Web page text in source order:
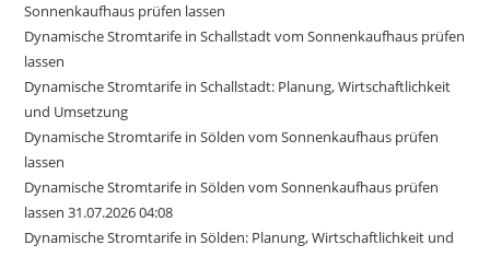
Sonnenkaufhaus prüfen lassen
Dynamische Stromtarife in Schallstadt vom Sonnenkaufhaus prüfen
lassen
Dynamische Stromtarife in Schallstadt: Planung, Wirtschaftlichkeit
und Umsetzung
Dynamische Stromtarife in Sölden vom Sonnenkaufhaus prüfen
lassen
Dynamische Stromtarife in Sölden vom Sonnenkaufhaus prüfen
lassen 31.07.2026 04:08
Dynamische Stromtarife in Sölden: Planung, Wirtschaftlichkeit und